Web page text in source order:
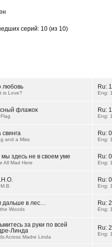
серий: 10 (из 10)
любовь
is Love?
Ru:
Eng:
флажок Ru:
Eng:
and a Miss
Ru:
Eng:
мы здесь не в своем уме
All Mad Here
Ru:
Eng:
Ru:
Eng:
дальше в лес…
Woods
Ru:
Eng:
за руки по всей
Линда
Across Madre Linda
Ru:
Eng: